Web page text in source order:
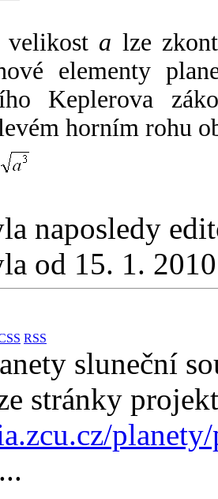
velikost a lze
elementy
Keplerova
horním rohu
naposledy
od 15. 1.
RSS
sluneční
stránky